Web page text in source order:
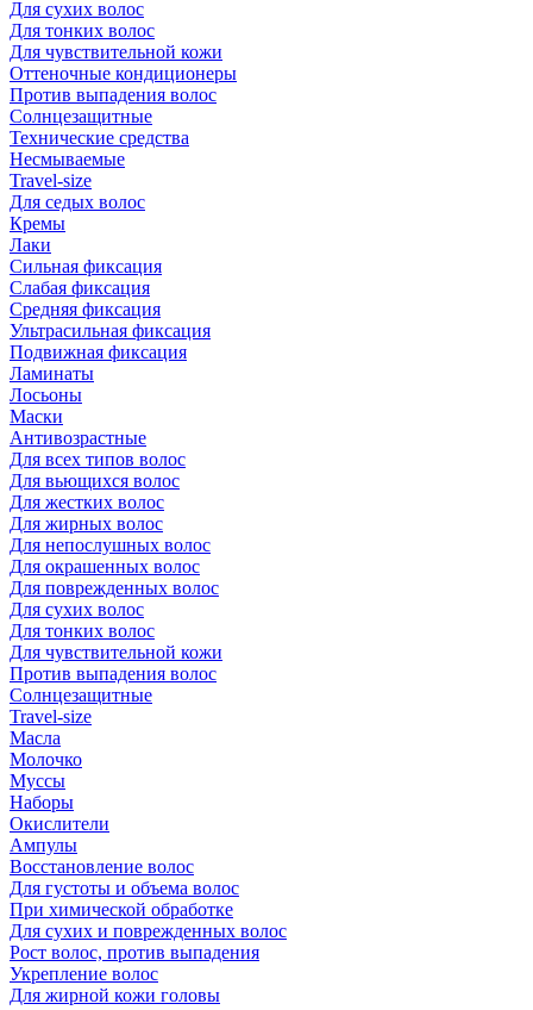
Для сухих волос
Для тонких волос
Для чувствительной кожи
Оттеночные кондиционеры
Против выпадения волос
Солнцезащитные
Технические средства
Несмываемые
Travel-size
Для седых волос
Кремы
Лаки
Сильная фиксация
Слабая фиксация
Средняя фиксация
Ультрасильная фиксация
Подвижная фиксация
Ламинаты
Лосьоны
Маски
Антивозрастные
Для всех типов волос
Для вьющихся волос
Для жестких волос
Для жирных волос
Для непослушных волос
Для окрашенных волос
Для поврежденных волос
Для сухих волос
Для тонких волос
Для чувствительной кожи
Против выпадения волос
Солнцезащитные
Travel-size
Масла
Молочко
Муссы
Наборы
Окислители
Ампулы
Восстановление волос
Для густоты и объема волос
При химической обработке
Для сухих и поврежденных волос
Рост волос, против выпадения
Укрепление волос
Для жирной кожи головы